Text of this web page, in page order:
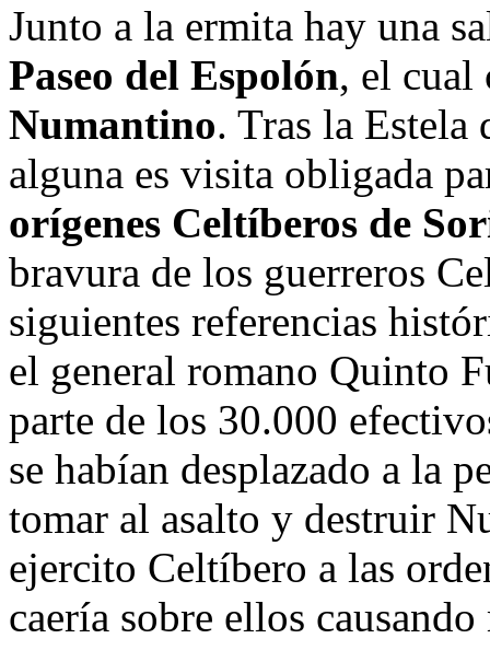
Junto a la ermita hay una
Paseo del Espolón, el cual
Numantino. Tras la Estela
alguna es visita obligada
orígenes Celtíberos de
bravura de los guerreros
siguientes referencias
el general romano Quinto
parte de los 30.000
se habían desplazado a la
tomar al asalto y destruir
ejercito Celtíbero a las
caería sobre ellos